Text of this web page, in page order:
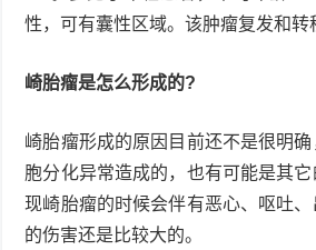
性，可有囊性区域。该肿瘤复发和转
崎胎瘤是怎么形成的?
崎胎瘤形成的原因目前还不是很明
胞分化异常造成的，也有可能是其
现崎胎瘤的时候会伴有恶心、呕吐
的伤害还是比较大的。